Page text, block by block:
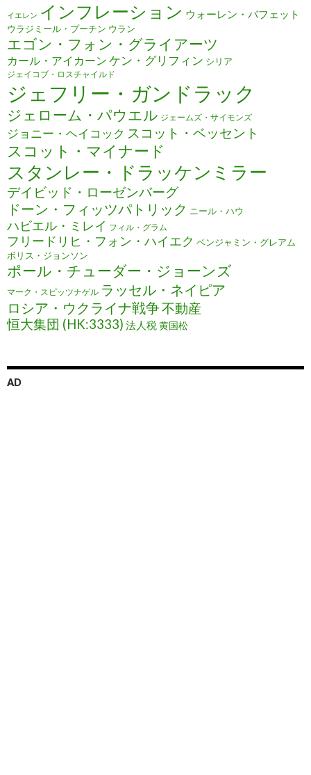
イエレン インフレーション ウォーレン・バフェット
ウラジミール・プーチン ウラン
エゴン・フォン・グライアーツ
カール・アイカーン ケン・グリフィン シリア
ジェイコブ・ロスチャイルド
ジェフリー・ガンドラック
ジェローム・パウエル ジェームズ・サイモンズ
ジョニー・ヘイコック スコット・ベッセント
スコット・マイナード
スタンレー・ドラッケンミラー
デイビッド・ローゼンバーグ
ドーン・フィッツパトリック ニール・ハウ
ハビエル・ミレイ フィル・グラム
フリードリヒ・フォン・ハイエク ベンジャミン・グレアム
ボリス・ジョンソン
ポール・チューダー・ジョーンズ
マーク・スピッツナゲル ラッセル・ネイピア
ロシア・ウクライナ戦争不動産
恒大集団 (HK:3333) 法人税黄国松
AD